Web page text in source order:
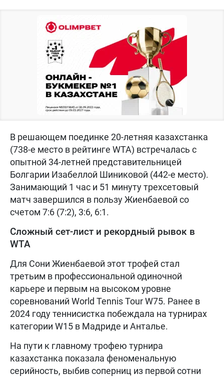
В решающем поединке 20-летняя казахстанка
(738-е место в рейтинге WTA) встречалась с
опытной 34-летней представительницей
Болгарии Изабеллой Шиниковой (442-е место).
Занимающий 1 час и 51 минуту трехсетовый
матч завершился в пользу Жиенбаевой со
счетом 7:6 (7:2), 3:6, 6:1.
Сложный сет-лист и рекордный рывок в
WTA
Для Сони Жиенбаевой этот трофей стал
третьим в профессиональной одиночной
карьере и первым на высоком уровне
соревнований World Tennis Tour W75. Ранее в
2024 году теннисистка побеждала на турнирах
категории W15 в Мадриде и Анталье.
На пути к главному трофею турнира
казахстанка показала феноменальную
серийность, выбив соперниц из первой сотни